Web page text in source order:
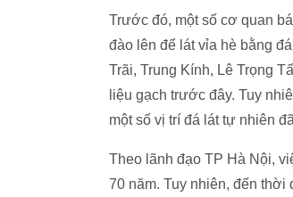
Trước đó, một số cơ quan
đào lên để lát vỉa hè bằng
Trãi, Trung Kính, Lê Trọng
liệu gạch trước đây. Tuy
một số vị trí đá lát tự nhiên
Theo lãnh đạo TP Hà Nội,
70 năm. Tuy nhiên, đến